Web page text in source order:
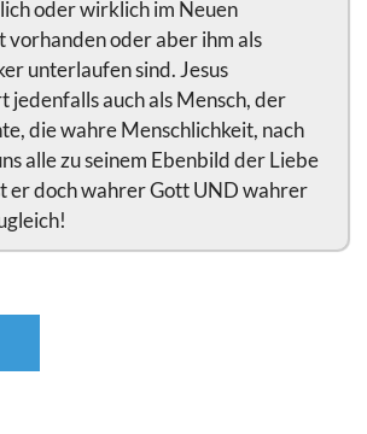
oder wirklich im Neuen
vorhanden oder aber ihm als
unterlaufen sind. Jesus
jedenfalls auch als Mensch, der
die wahre Menschlichkeit, nach
alle zu seinem Ebenbild der Liebe
er doch wahrer Gott UND wahrer